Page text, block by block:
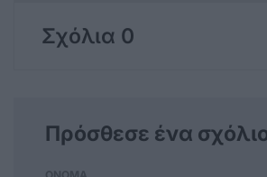
Σχόλια 0
Πρόσθεσε ένα